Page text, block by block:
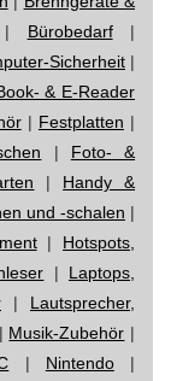
Bürobedarf|
Sicherheit |
& E-Reader
| Festplatten |
| Foto- &
| Handy &
und -schalen |
| Hotspots,
| Laptops,
| Lautsprecher,
| Musik-Zubehör |
| Nintendo|